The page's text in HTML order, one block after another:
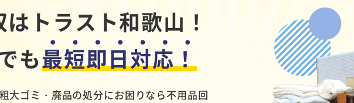
トラスト和歌山！
も最短即日対応！
大ゴミ・廃品の処分にお困りなら不用品回